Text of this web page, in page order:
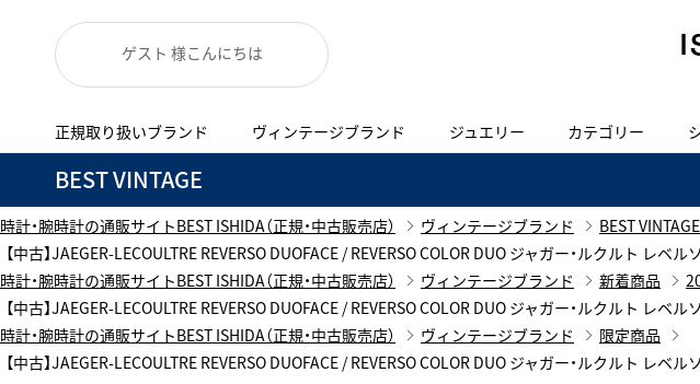
ゲスト 様こんにちは
正規取り扱いブランド
A B
Accurate Form
アキュレイトフォルム
ACCUTRON
アキュトロン
ANGEL CLOVER
エンジェルクローバー
Angel Heart
エンジェルハート
ヴィンテージブランド
BEST VINTAGEについて 買取り・下取り・
ヴィンテー
ジュエリー カテゴリー
正規取り扱いブランド
ブランド一覧
新着商品
限定商品
ヴィンテージウォッチ
ISHIDA新宿
TimeVallée ISHIDA Azabudai Hills
代表メッセージ
ニュースリリース 採用情報
お問い合わせ
査定お申込み
YOUTUBE BLOG
FACEBOOK X
BEST VINTAGE
時計・腕時計の通販サイトBEST ISHIDA（正規・中古販売店） ヴィンテージブランド BEST
【中古】JAEGER-LECOULTRE REVERSO DUOFACE / REVERSO COLOR DUO ジャガー・ルクルト レ
時計・腕時計の通販サイトBEST ISHIDA（正規・中古販売店）
ヴィンテージブランド 新着商品
【中古】JAEGER-LECOULTRE REVERSO DUOFACE / REVERSO COLOR DUO ジャガー・ルクルト レ
時計・腕時計の通販サイトBEST ISHIDA（正規・中古販売店）
ヴィンテージブランド
限定商品
【中古】JAEGER-LECOULTRE REVERSO DUOFACE / REVERSO COLOR DUO ジャガー・ルクルト レ